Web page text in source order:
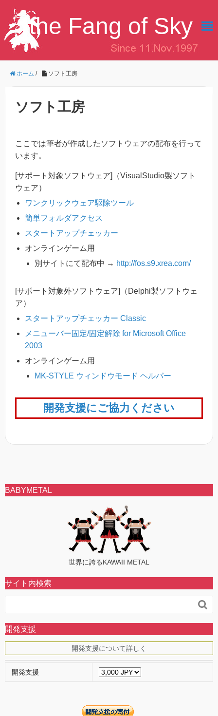
the Fang of Sky
ホーム / ソフト工房
ソフト工房
ここでは筆者が作成したソフトウェアの配布を行って
います。
[サポート対象ソフトウェア]（VisualStudio製ソフト
ウェア）
ワンクリックウェア駆除ツール
簡単フォルダアクセス
スタートアップチェッカー
オンラインゲーム用
別サイトにて配布中 → http://fos.s9.xrea.com/
[サポート対象外ソフトウェア]（Delphi製ソフトウェ
ア）
スタートアップチェッカー Classic
メニューバー固定/固定解除 for Microsoft Office
2003
オンラインゲーム用
MK-STYLE ウィンドウモード ヘルパー
開発支援にご協力ください
BABYMETAL
世界に誇るKAWAII METAL
サイト内検索

開発支援
開発支援について詳しく
開発支援